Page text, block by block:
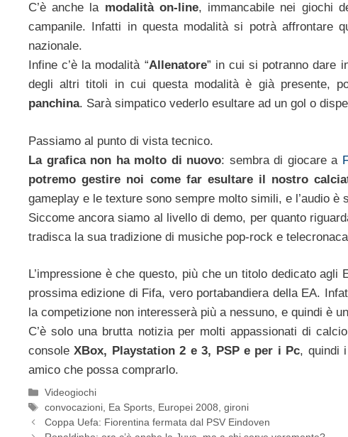
C’è anche la modalità on-line, immancabile nei giochi
campanile. Infatti in questa modalità si potrà affrontare
nazionale.
Infine c’è la modalità “Allenatore” in cui si potranno dare
degli altri titoli in cui questa modalità è già presente,
panchina. Sarà simpatico vederlo esultare ad un gol o
Passiamo al punto di vista tecnico.
La grafica non ha molto di nuovo: sembra di giocare a
potremo gestire noi come far esultare il nostro
gameplay e le texture sono sempre molto simili, e l’audio è
Siccome ancora siamo al livello di demo, per quanto
tradisca la sua tradizione di musiche pop-rock e
L’impressione è che questo, più che un titolo dedicato
prossima edizione di Fifa, vero portabandiera della EA.
la competizione non interesserà più a nessuno, e quindi è
C’è solo una brutta notizia per molti appassionati di
consoleXBox, Playstation 2 e 3, PSP e per i Pc, quindi
amico che possa comprarlo.
Categorie
Videogiochi
Tag
convocazioni, Ea Sports, Europei 2008,gironi
Coppa Uefa: Fiorentina fermata dal PSV Eindoven